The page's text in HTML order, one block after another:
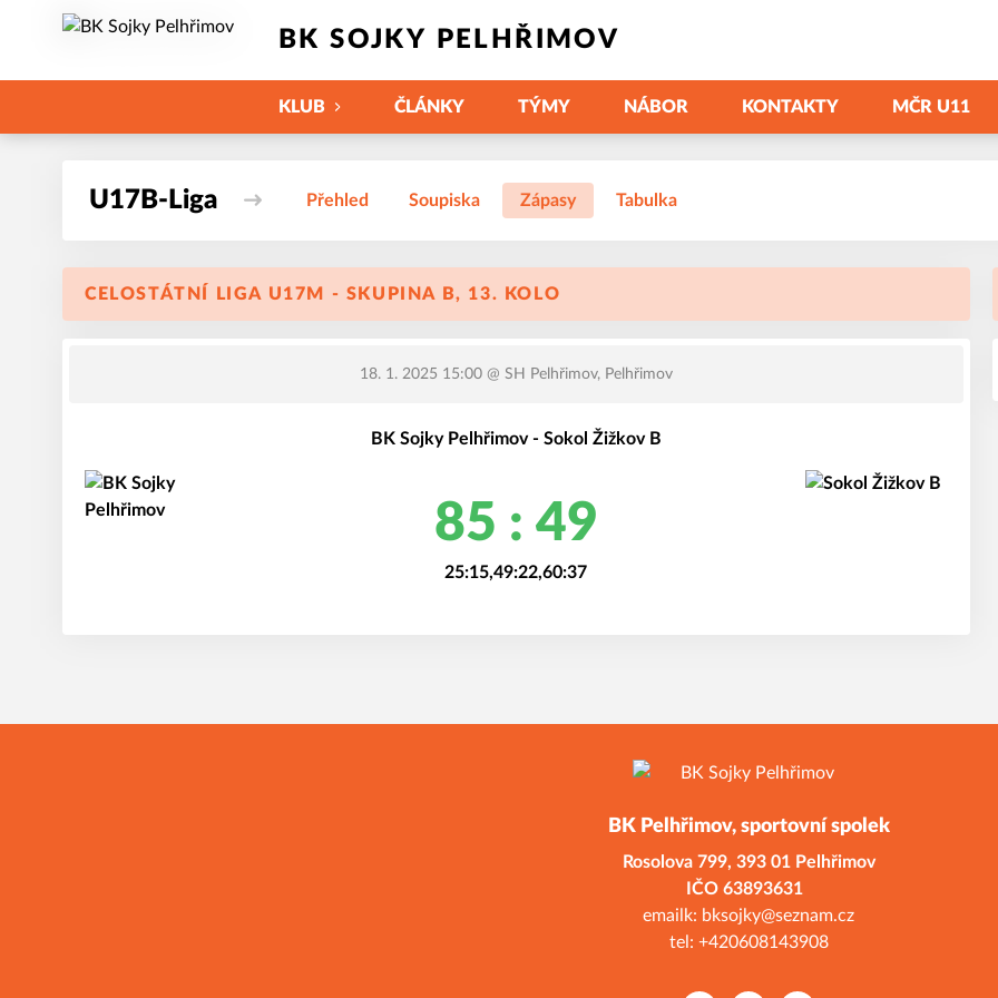
BK SOJKY PELHŘIMOV
KLUB ČLÁNKY TÝMY NÁBOR KONTAKTY MČR U11
U17B-Liga Přehled Soupiska Zápasy Tabulka
CELOSTÁTNÍ LIGA U17M - SKUPINA B, 13. KOLO
18. 1. 2025 15:00@ SH Pelhřimov, Pelhřimov
BK Sojky Pelhřimov - Sokol Žižkov B
85 : 49
25:15,49:22,60:37
BK Pelhřimov, sportovní spolek
Rosolova 799, 393 01 Pelhřimov
IČO
emailk: bksojky@seznam.cz
tel: +420608143908